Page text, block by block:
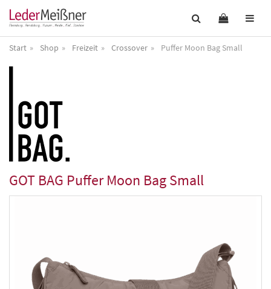
Start Shop Freizeit Crossover Puffer Moon Bag Small
GOT BAG Puffer Moon Bag Small